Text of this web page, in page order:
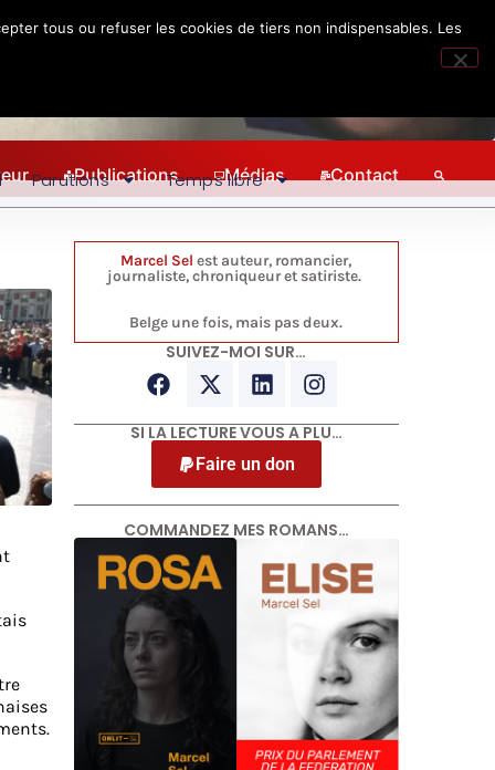
Publications Médias Contact
Parutions Temps libre
Marcel Sel est auteur, romancier,
journaliste, chroniqueur et satiriste.
Belge une fois, mais pas deux.
SUIVEZ-MOI SUR…
SI LA LECTURE VOUS A PLU…
Faire un don
COMMANDEZ MES ROMANS…
tous ou refuser les cookies de tiers non indispensables. Les